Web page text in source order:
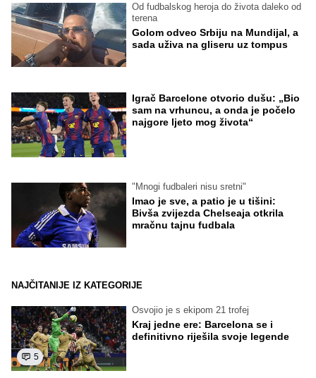
Od fudbalskog heroja do života daleko od
terena
Golom odveo Srbiju na Mundijal, a
sada uživa na gliseru uz tompus
Igrač Barcelone otvorio dušu: „Bio
sam na vrhuncu, a onda je počelo
najgore ljeto mog života“
"Mnogi fudbaleri nisu sretni"
Imao je sve, a patio je u tišini:
Bivša zvijezda Chelseaja otkrila
mračnu tajnu fudbala
NAJČITANIJE IZ KATEGORIJE
5
Osvojio je s ekipom 21 trofej
Kraj jedne ere: Barcelona se i
definitivno riješila svoje legende